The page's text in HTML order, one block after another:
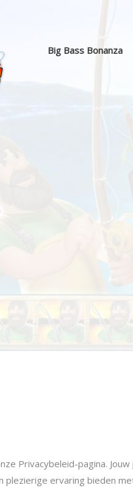
Big Bass Bonanza
Privacybeleid-pagina.
plezierige ervaring bieden